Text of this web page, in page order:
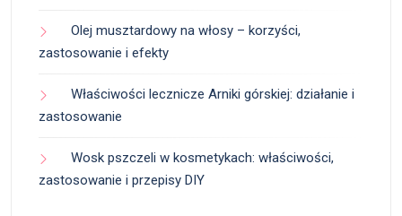
Olej musztardowy na włosy – korzyści,
zastosowanie i efekty
Właściwości lecznicze Arniki górskiej: działanie i
zastosowanie
Wosk pszczeli w kosmetykach: właściwości,
zastosowanie i przepisy DIY